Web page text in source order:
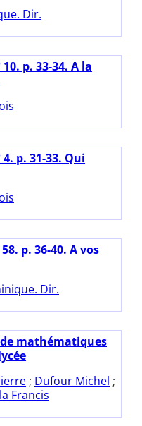
Dir.
p. 33-34. A la
p. 31-33. Qui
p. 36-40. A vos
Dir.
de mathématiques
; Dufour Michel ;
Francis